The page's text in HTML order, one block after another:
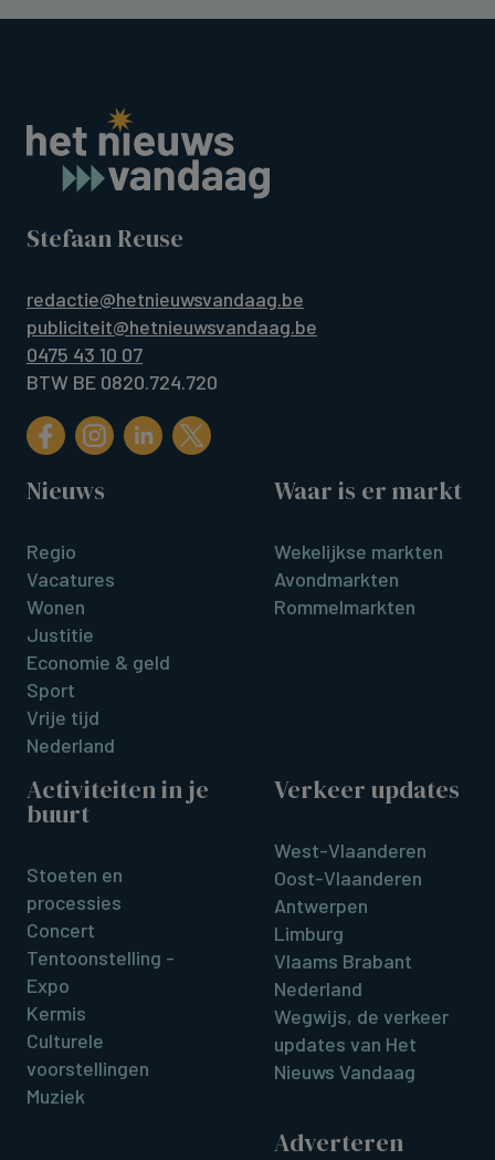
Stefaan Reuse
redactie@hetnieuwsvandaag.be
publiciteit@hetnieuwsvandaag.be
0475 43 10 07
BTW BE 0820.724.720
Nieuws
Regio
Vacatures
Wonen
Justitie
Economie & geld
Sport
Vrije tijd
Nederland
Waar is er markt
Wekelijkse markten
Avondmarkten
Rommelmarkten
Activiteiten in je
buurt
Stoeten en
processies
Concert
Tentoonstelling -
Expo
Kermis
Culturele
voorstellingen
Muziek
Verkeer updates
West-Vlaanderen
Oost-Vlaanderen
Antwerpen
Limburg
Vlaams Brabant
Nederland
Wegwijs, de verkeer
updates van Het
Nieuws Vandaag
Adverteren